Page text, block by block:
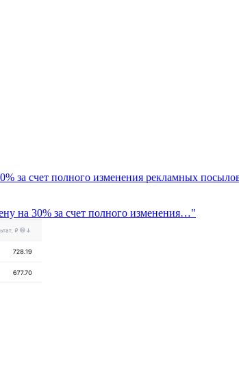
за счет полного изменения рекламных
на 30% за счет полного изменения…"